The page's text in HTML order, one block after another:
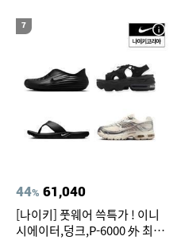
7
44% 61,040
[나이키] 풋웨어 쓱특가 ! 이니
시에이터,덩크,P-6000 外 최대